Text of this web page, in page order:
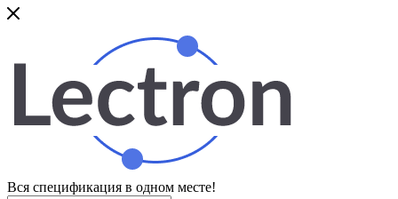
Вся спецификация в одном месте!